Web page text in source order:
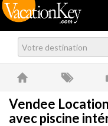
Vendee
avec piscine